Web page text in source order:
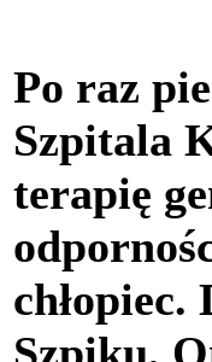
Po raz
Szpitala
terapię
Szpiku,